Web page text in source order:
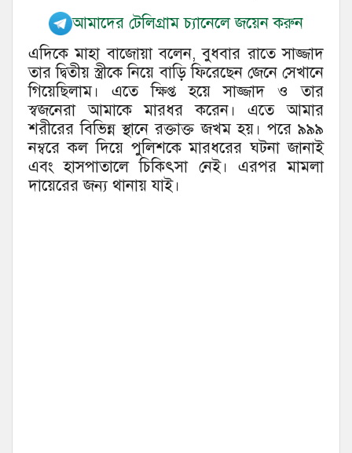
আমাদের টেলিগ্রাম চ্যানেলে জয়েন করুন
এদিকে মাহা বাজোয়া বলেন, বুধবার রাতে সাজ্জাদ
তার দ্বিতীয় স্ত্রীকে নিয়ে বাড়ি ফিরেছেন জেনে সেখানে
গিয়েছিলাম। এতে ক্ষিপ্ত হয়ে সাজ্জাদ ও তার
স্বজনেরা আমাকে মারধর করেন। এতে আমার
শরীরের বিভিন্ন স্থানে রক্তাক্ত জখম হয়। পরে ৯৯৯
নম্বরে কল দিয়ে পুলিশকে মারধরের ঘটনা জানাই
এবং হাসপাতালে চিকিৎসা নেই। এরপর মামলা
দায়েরের জন্য থানায় যাই।